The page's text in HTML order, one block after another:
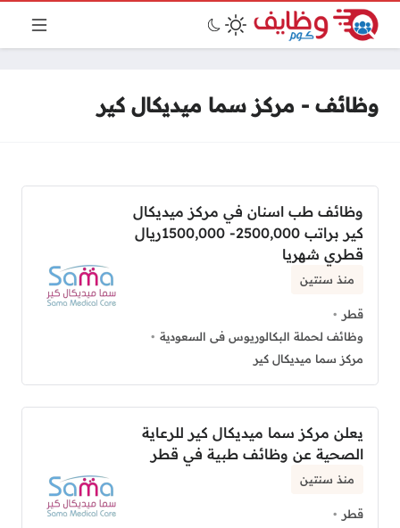
وظائف - مركز سما ميديكال كير
وظائف طب اسنان في مركز ميديكال
كير براتب 2500,000- 1500,000ريال
قطري شهريا
منذ سنتين
قطر
وظائف لحملة البكالوريوس فى السعودية
مركز سما ميديكال كير
يعلن مركز سما ميديكال كير للرعاية
الصحية عن وظائف طبية في قطر
منذ سنتين
قطر